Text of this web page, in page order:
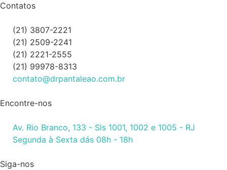
Contatos
(21) 3807-2221
(21) 2509-2241
(21) 2221-2555
(21) 99978-8313
contato@drpantaleao.com.br
Encontre-nos
Av. Rio Branco, 133 - Sls 1001, 1002 e 1005 - RJ
Segunda à Sexta dás 08h - 18h
Siga-nos